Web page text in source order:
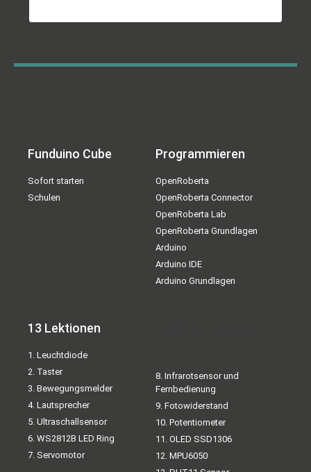
Funduino Cube
Sofort starten
Schulen
Programmieren
OpenRoberta
OpenRoberta Connector
OpenRoberta Lab
OpenRoberta Grundlagen
Arduino
Arduino IDE
Arduino Grundlagen
13 Lektionen
1. Leuchtdiode
2. Taster
3. Bewegungsmelder
4. Lautsprecher
5. Ultraschallsensor
6. WS2812B LED Ring
7. Servomotor
8. Infrarotsensor und
Fernbedienung
9. Fotowiderstand
10. Potentiometer
11. OLED SSD1306
12. MPU6050